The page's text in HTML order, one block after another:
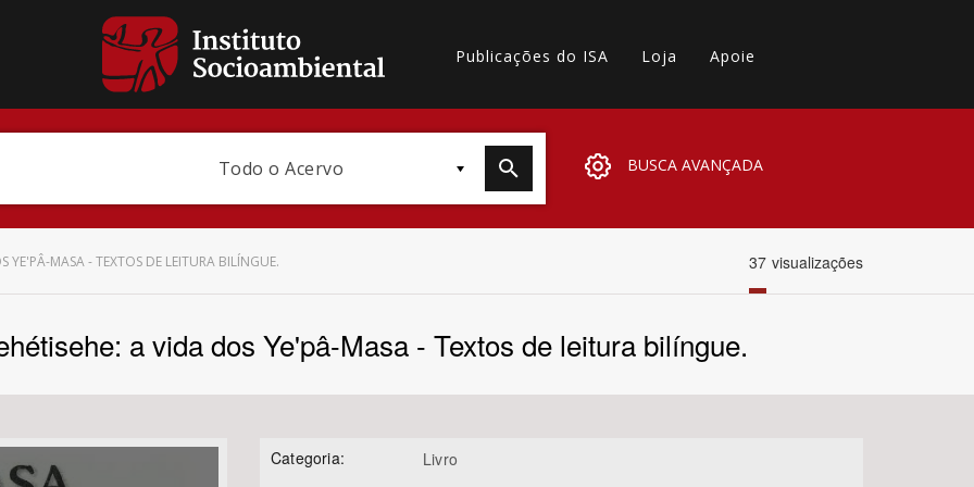
Publicações do ISA Loja Apoie
Todo o Acervo BUSCA AVANÇADA
Bioma / Bacia
YE'PÂ-MASA - TEXTOS DE LEITURA BILÍNGUE. 37 visualizações
a vida dos Ye'pâ-Masa - Textos de leitura bilíngue.
Categoria: Livro